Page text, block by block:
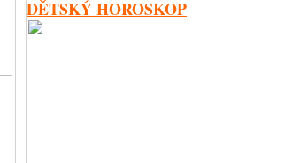
DĚTSKÝ HOROSKOP